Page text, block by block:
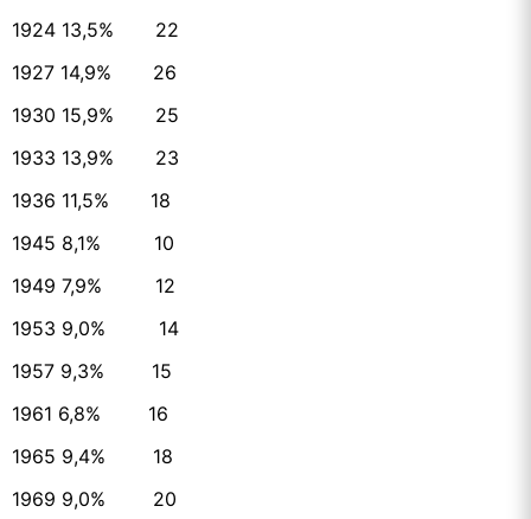
1924 13,5% 22
1927 14,9% 26
1930 15,9% 25
1933 13,9% 23
1936 11,5% 18
1945 8,1% 10
1949 7,9% 12
1953 9,0% 14
1957 9,3% 15
1961 6,8% 16
1965 9,4% 18
1969 9,0% 20